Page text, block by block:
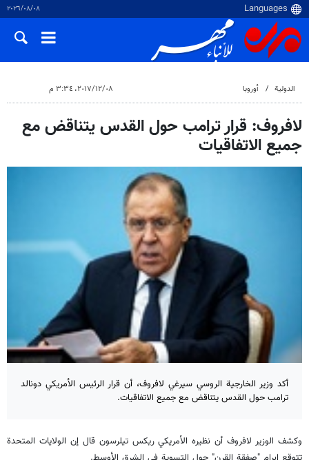
٠٨‏/٠٨‏/٢٠٢٦
الدولية أوروبا ٠٨‏/١٢‏/٢٠١٧، ٣:٣٤ م
لافروف: قرار ترامب حول القدس يتناقض مع
جميع الاتفاقيات
أكد وزير الخارجية الروسي سيرغي لافروف، أن قرار الرئيس الأمريكي دونالد
ترامب حول القدس يتناقض مع جميع الاتفاقيات.
وكشف الوزير لافروف أن نظيره الأمريكي ريكس تيلرسون قال إن الولايات المتحدة